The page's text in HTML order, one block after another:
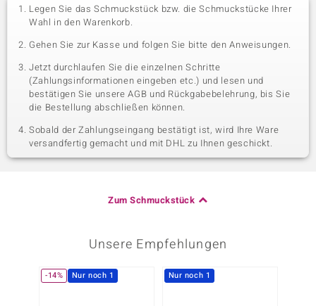
Legen Sie das Schmuckstück bzw. die Schmuckstücke Ihrer
Wahl in den Warenkorb.
Gehen Sie zur Kasse und folgen Sie bitte den Anweisungen.
Jetzt durchlaufen Sie die einzelnen Schritte
(Zahlungsinformationen eingeben etc.) und lesen und
bestätigen Sie unsere AGB und Rückgabebelehrung, bis Sie
die Bestellung abschließen können.
Sobald der Zahlungseingang bestätigt ist, wird Ihre Ware
versandfertig gemacht und mit DHL zu Ihnen geschickt.
Zum Schmuckstück
Unsere Empfehlungen
-14% Nur noch 1 Nur noch 1